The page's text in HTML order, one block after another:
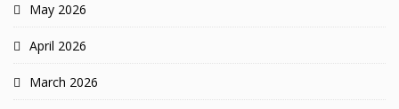
May 2026
April 2026
March 2026